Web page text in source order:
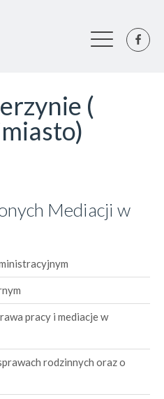
(
Mediacji w
pracy i mediacje w
rodzinnych oraz o